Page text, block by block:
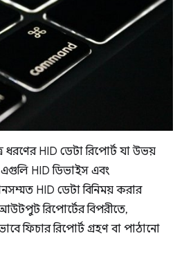
ধরণের HID ডেটা রিপোর্ট যা উভয়
HID ডিভাইস এবং
HID ডেটা বিনিময় করার
রিপোর্টের বিপরীতে,
ফিচার রিপোর্ট গ্রহণ বা পাঠানো